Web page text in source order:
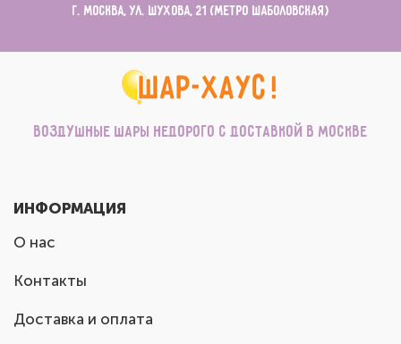
г. Москва, ул. Шухова, 21 (метро Шаболовская)
Воздушные шары недорого с доставкой в Москве
ИНФОРМАЦИЯ
О нас
Контакты
Доставка и оплата